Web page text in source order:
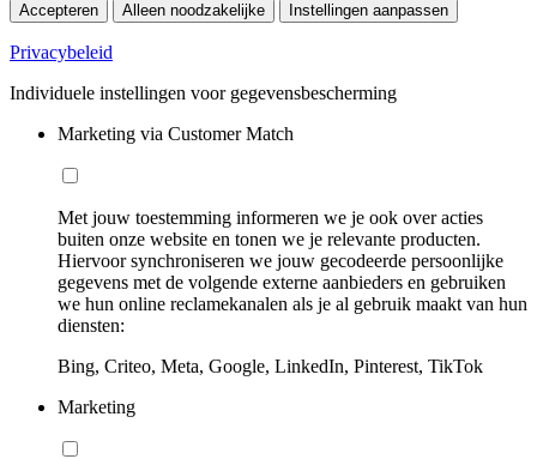
Accepteren Alleen noodzakelijke Instellingen aanpassen
Privacybeleid
Individuele instellingen voor gegevensbescherming
Marketing via Customer Match
Met jouw toestemming informeren we je ook over acties
buiten onze website en tonen we je relevante producten.
Hiervoor synchroniseren we jouw gecodeerde persoonlijke
gegevens met de volgende externe aanbieders en gebruiken
we hun online reclamekanalen als je al gebruik maakt van hun
diensten:
Bing, Criteo, Meta, Google, LinkedIn, Pinterest, TikTok
Marketing